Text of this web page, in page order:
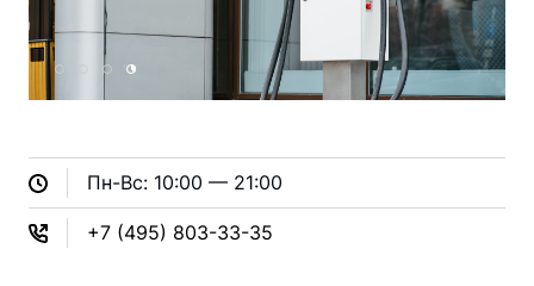
Пн-Вс: 10:00 — 21:00
+7 (495) 803-33-35